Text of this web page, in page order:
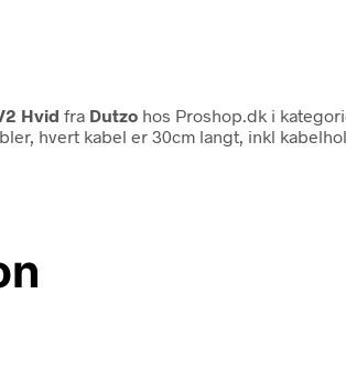
Hvid fra Dutzo hos Proshop.dk i
hvert kabel er 30cm langt, inkl